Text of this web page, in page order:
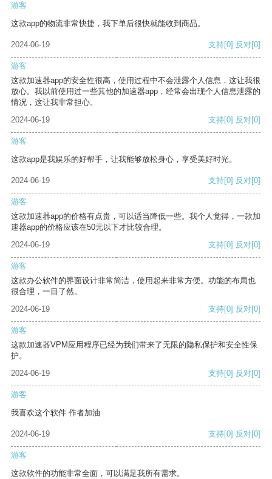
游客
这款app的物流非常快捷，我下单后很快就能收到商品。
2024-06-19 支持[0] 反对[0]
游客
这款加速器app的安全性很高，使用过程中不会泄露个人信息，这让我很
放心。我以前使用过一些其他的加速器app，经常会出现个人信息泄露的
情况，这让我非常担心。
2024-06-19
支持[0] 反对[0]
游客
这款app是我娱乐的好帮手，让我能够放松身心，享受美好时光。
2024-06-19 支持[0] 反对[0]
游客
这款加速器app的价格有点贵，可以适当降低一些。我个人觉得，一款加
速器app的价格应该在50元以下才比较合理。
2024-06-19
支持[0] 反对[0]
游客
这款办公软件的界面设计非常简洁，使用起来非常方便。功能的布局也
很合理，一目了然。
2024-06-19
支持[0] 反对[0]
游客
这款加速器VPM应用程序已经为我们带来了无限的隐私保护和安全性保
护。
2024-06-19
支持[0] 反对[0]
游客
我喜欢这个软件 作者加油
2024-06-19 支持[0] 反对[0]
游客
这款软件的功能非常全面，可以满足我所有需求。